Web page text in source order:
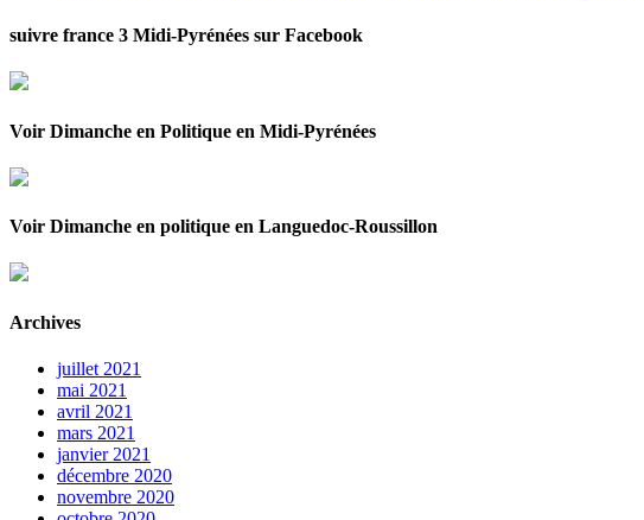
suivre france 3 Midi-Pyrénées sur Facebook
Voir Dimanche en Politique en Midi-Pyrénées
Voir Dimanche en politique en Languedoc-Roussillon
Archives
juillet 2021
mai 2021
avril 2021
mars 2021
janvier 2021
décembre 2020
novembre 2020